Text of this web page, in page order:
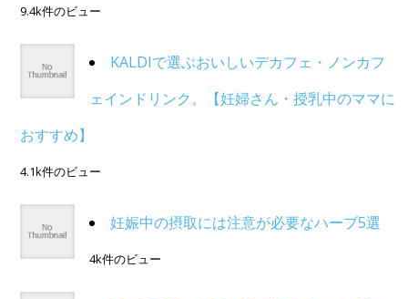
9.4k件のビュー
KALDIで選ぶおいしいデカフェ・ノンカフ
ェインドリンク。【妊婦さん・授乳中のママに
おすすめ】
4.1k件のビュー
妊娠中の摂取には注意が必要なハーブ5選
4k件のビュー